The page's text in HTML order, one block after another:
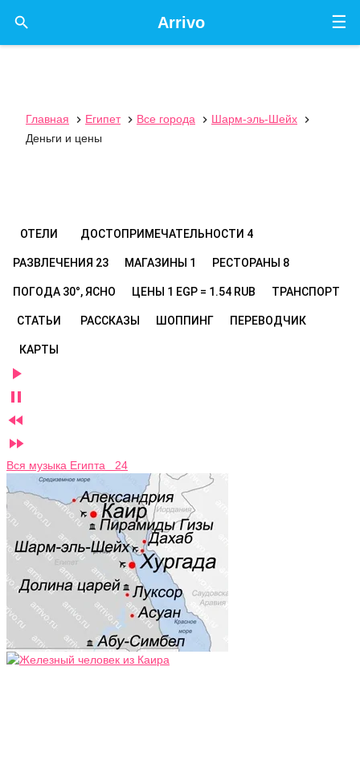
☰
Arrivo

Главная  Египет  Все города  Шарм-эль-Шейх

Деньги и цены
ОТЕЛИ ДОСТОПРИМЕЧАТЕЛЬНОСТИ 4
РАЗВЛЕЧЕНИЯ 23 МАГАЗИНЫ 1 РЕСТОРАНЫ 8
ПОГОДА 30°, ЯСНО ЦЕНЫ 1 EGP = 1.54 RUB ТРАНСПОРТ
СТАТЬИ РАССКАЗЫ ШОППИНГ ПЕРЕВОДЧИК
КАРТЫ




Вся музыка Египта 24